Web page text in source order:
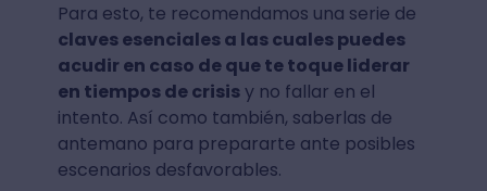
Para esto, te recomendamos una serie de
claves esenciales a las cuales puedes
acudir en caso de que te toque liderar
en tiempos de crisisy no fallar en el
intento. Así como también, saberlas de
antemano para prepararte ante posibles
escenarios desfavorables.